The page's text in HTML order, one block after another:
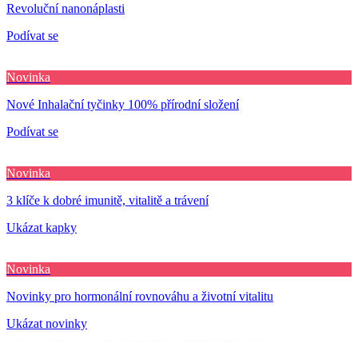
Revoluční nanonáplasti
Podívat se
Novinka
Nové Inhalační tyčinky 100% přírodní složení
Podívat se
Novinka
3 klíče k dobré imunitě, vitalitě a trávení
Ukázat kapky
Novinka
Novinky pro hormonální rovnováhu a životní vitalitu
Ukázat novinky